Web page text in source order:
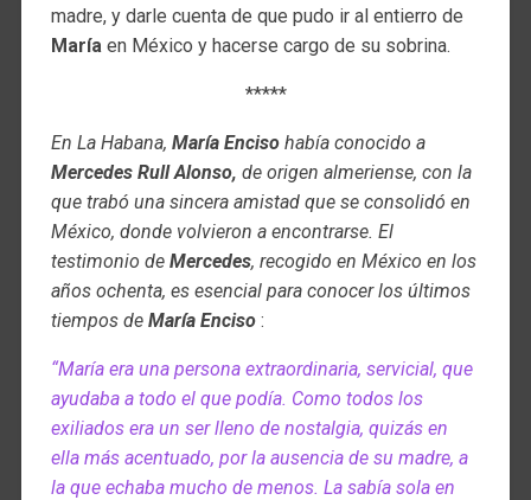
madre, y darle cuenta de que pudo ir al entierro de
María en México y hacerse cargo de su sobrina.
*****
En La Habana, María Enciso había conocido a
Mercedes Rull Alonso, de origen almeriense, con la
que trabó una sincera amistad que se consolidó en
México, donde volvieron a encontrarse. El
testimonio de Mercedes, recogido en México en los
años ochenta, es esencial para conocer los últimos
tiempos de María Enciso:
“María era una persona extraordinaria, servicial, que
ayudaba a todo el que podía. Como todos los
exiliados era un ser lleno de nostalgia, quizás en
ella más acentuado, por la ausencia de su madre, a
la que echaba mucho de menos. La sabía sola en